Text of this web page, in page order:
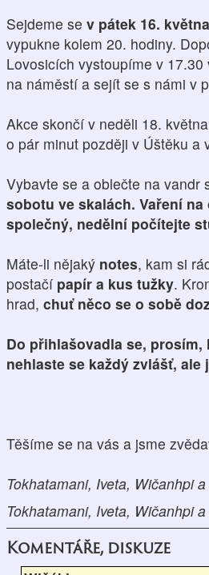
Sejdeme se v pátek 16.
vypukne kolem 20. hodiny.
Lovosicích vystoupíme v
na náměstí a sejít se s námi v
Akce skončí v neděli 18.
o pár minut později v Úštěku a
Vybavte se a oblečte na vandr
sobotu ve skalách. Vaření
společný, nedělní počítejte
Máte-li nějaký notes, kam si
postačí papír a kus tužky.
hrad, chuť něco se o sobě
Do přihlašovadla se,
nehlaste se každý zvlášť, ale
Těšíme se na vás a jsme
Tokhatamani, Iveta, Wičanhpi
Tokhatamani, Iveta, Wičanhpi
Komentáře, diskuze